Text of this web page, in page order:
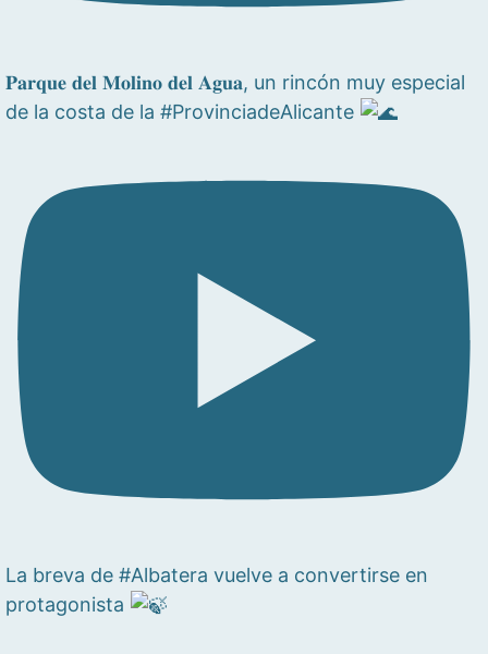
𝐏𝐚𝐫𝐪𝐮𝐞 𝐝𝐞𝐥 𝐌𝐨𝐥𝐢𝐧𝐨 𝐝𝐞𝐥 𝐀𝐠𝐮𝐚, un rincón muy especial
de la costa de la #ProvinciadeAlicante
La breva de #Albatera vuelve a convertirse en
protagonista